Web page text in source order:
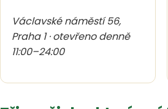
Václavské náměstí 56,
Praha 1 · otevřeno denně
11:00–24:00